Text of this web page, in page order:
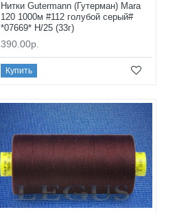
Нитки Gutermann (Гутерман) Mara
120 1000м #112 голубой серый#
*07669* H/25 (33г)
390.00р.
Купить